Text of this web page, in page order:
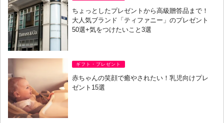
ちょっとしたプレゼントから高級贈答品まで！
大人気ブランド「ティファニー」のプレゼント
50選+気をつけたいこと3選
ギフト・プレゼント
赤ちゃんの笑顔で癒やされたい！乳児向けプレ
ゼント15選